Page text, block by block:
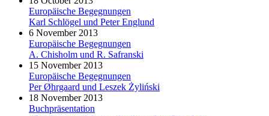
Europäische Begegnungen
Karl Schlögel und Peter Englund
6 November 2013
Europäische Begegnungen
A. Chisholm und R. Safranski
15 November 2013
Europäische Begegnungen
Per Øhrgaard und Leszek Żyliński
18 November 2013
Buchpräsentation